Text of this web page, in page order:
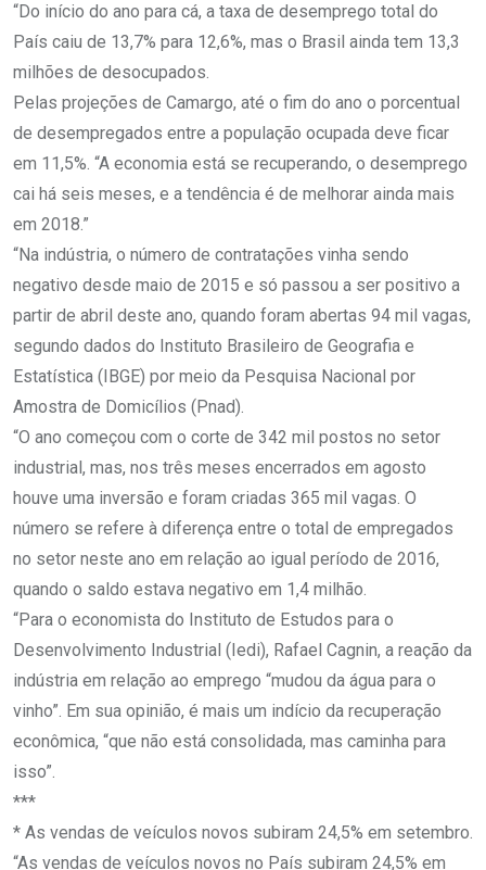
“Do início do ano para cá, a taxa de desemprego total do
País caiu de 13,7% para 12,6%, mas o Brasil ainda tem 13,3
milhões de desocupados.
Pelas projeções de Camargo, até o fim do ano o porcentual
de desempregados entre a população ocupada deve ficar
em 11,5%. “A economia está se recuperando, o desemprego
cai há seis meses, e a tendência é de melhorar ainda mais
em 2018.”
“Na indústria, o número de contratações vinha sendo
negativo desde maio de 2015 e só passou a ser positivo a
partir de abril deste ano, quando foram abertas 94 mil vagas,
segundo dados do Instituto Brasileiro de Geografia e
Estatística (IBGE) por meio da Pesquisa Nacional por
Amostra de Domicílios (Pnad).
“O ano começou com o corte de 342 mil postos no setor
industrial, mas, nos três meses encerrados em agosto
houve uma inversão e foram criadas 365 mil vagas. O
número se refere à diferença entre o total de empregados
no setor neste ano em relação ao igual período de 2016,
quando o saldo estava negativo em 1,4 milhão.
“Para o economista do Instituto de Estudos para o
Desenvolvimento Industrial (Iedi), Rafael Cagnin, a reação da
indústria em relação ao emprego “mudou da água para o
vinho”. Em sua opinião, é mais um indício da recuperação
econômica, “que não está consolidada, mas caminha para
isso”.
***
* As vendas de veículos novos subiram 24,5% em setembro.
“As vendas de veículos novos no País subiram 24,5% em